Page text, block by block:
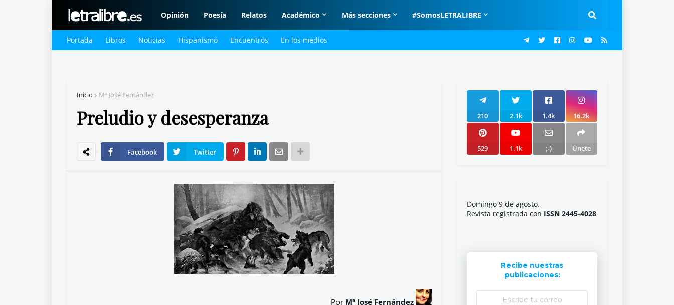
Opinión Poesía Relatos Académico Más secciones #SomosLETRALIBRE
Portada Libros Noticias Hispanismo Encuentros En los medios
Inicio Mª José Fernández
Preludio y desesperanza
Facebook Twitter
Por Mª José Fernández
210 2.1k 1.4k 16.2k
529 1.1k ;-) Únete
Domingo 9 de agosto.
Revista registrada con ISSN 2445-4028
Recibe nuestras
publicaciones: